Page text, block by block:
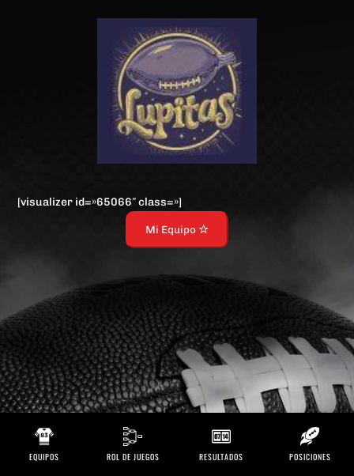
[visualizer id=»65066″ class=»]
Mi Equipo
EQUIPOS ROL DE JUEGOS RESULTADOS POSICIONES